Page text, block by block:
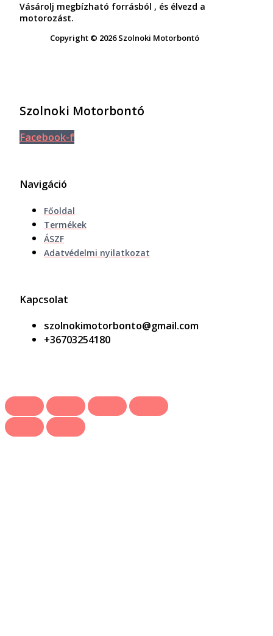
Vásárolj megbízható forrásból , és élvezd a
motorozást.
Copyright © 2026 Szolnoki Motorbontó
Szolnoki Motorbontó
Facebook-f
Navigáció
Főoldal
Termékek
ÁSZF
Adatvédelmi nyilatkozat
Kapcsolat
szolnokimotorbonto@gmail.com
+36703254180